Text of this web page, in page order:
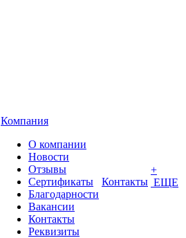
Компания
О компании
Новости
Отзывы
Сертификаты
Благодарности
Вакансии
Контакты
Реквизиты
Контакты
+
ЕЩЕ